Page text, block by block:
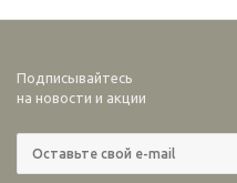
Подписывайтесь
на новости и акции